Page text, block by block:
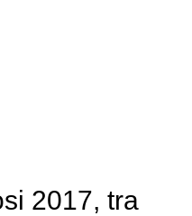
2017, tra